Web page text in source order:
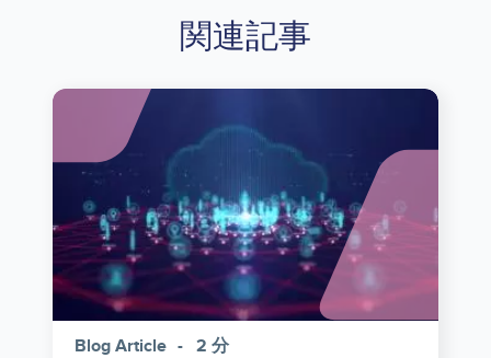
関連記事
Image
Blog Article 2 分